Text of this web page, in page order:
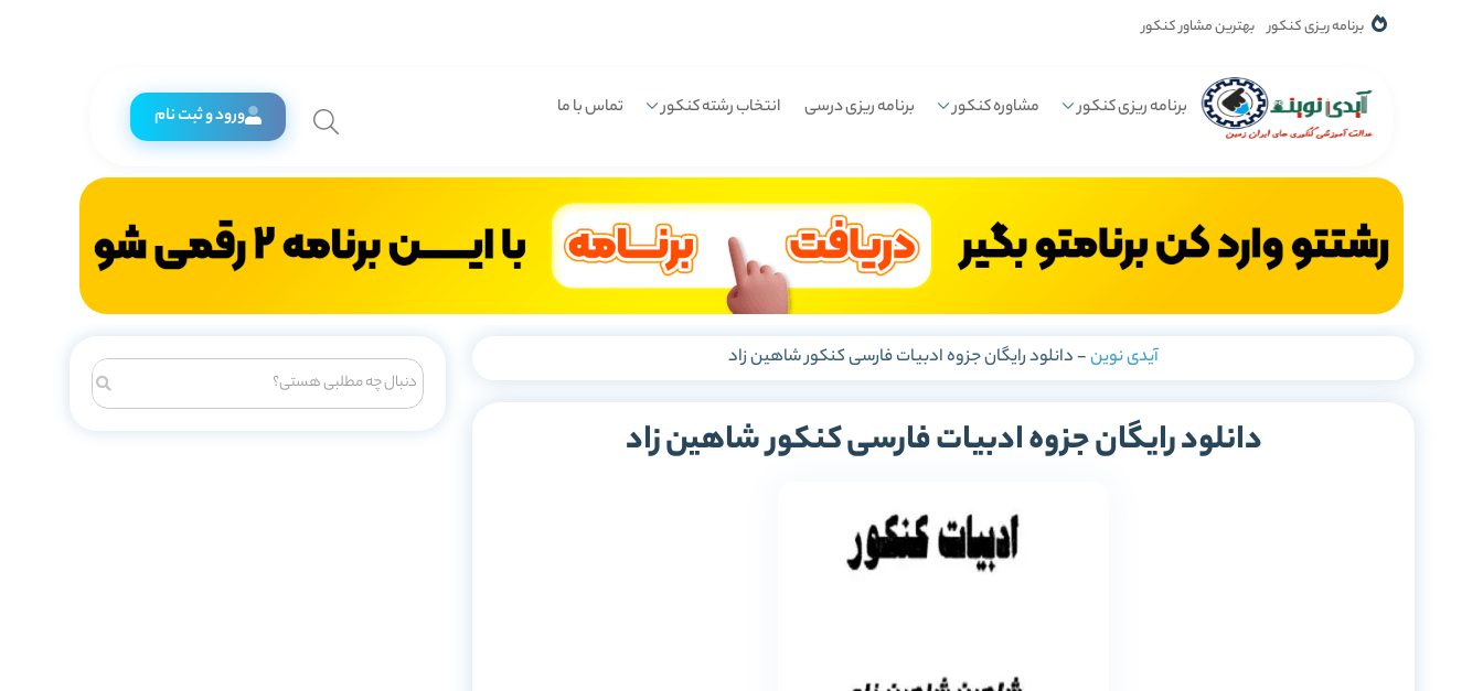
برنامه ریزی کنکور بهترین مشاور کنکور
برنامه ریزی کنکور مشاوره کنکور برنامه ریزی درسی انتخاب رشته کنکور تماس با ما ورود و ثبت نام
آیدی نوین-دانلود رایگان جزوه ادبیات فارسی کنکور شاهین زاد
دانلود رایگان جزوه ادبیات فارسی کنکور شاهین زاد